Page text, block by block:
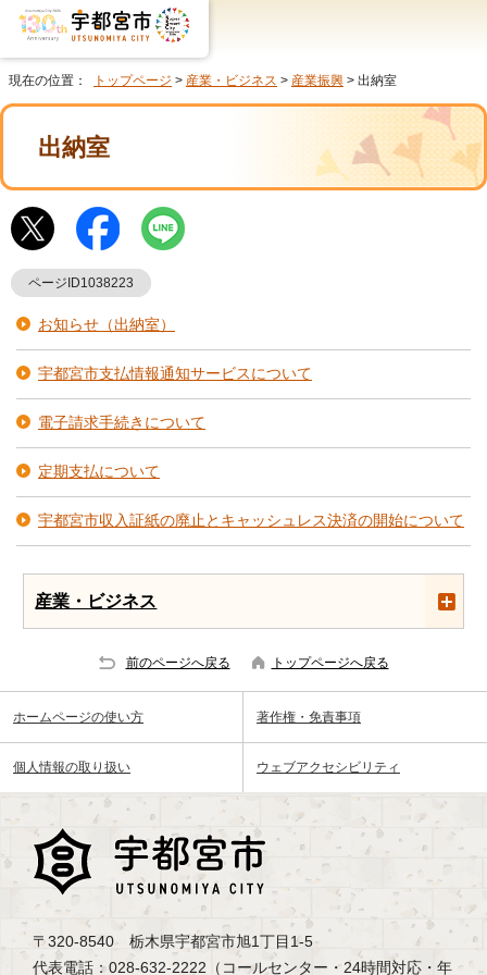
現在の位置： トップページ > 産業・ビジネス > 産業振興 > 出納室
出納室
ページID1038223
お知らせ（出納室）
宇都宮市支払情報通知サービスについて
電子請求手続きについて
定期支払について
宇都宮市収入証紙の廃止とキャッシュレス決済の開始について
産業・ビジネス
前のページへ戻る トップページへ戻る
ホームページの使い方 著作権・免責事項
個人情報の取り扱い ウェブアクセシビリティ
〒320-8540 栃木県宇都宮市旭1丁目1-5
代表電話：028-632-2222（コールセンター・24時間対応・年